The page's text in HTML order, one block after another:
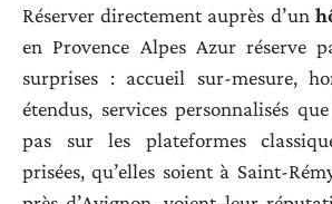
Réserver directement auprès d’un
en Provence Alpes Azur réserve
surprises : accueil sur-mesure,
étendus, services personnalisés
pas sur les plateformes
prisées, qu’elles soient à Saint-